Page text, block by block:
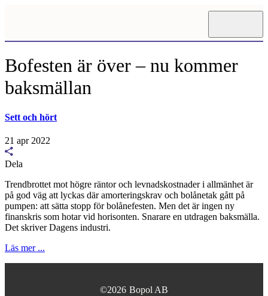
Bofesten är över – nu kommer
baksmällan
Sett och hört
21 apr 2022
Dela
Trendbrottet mot högre räntor och levnadskostnader i allmänhet är
på god väg att lyckas där amorteringskrav och bolånetak gått på
pumpen: att sätta stopp för bolånefesten. Men det är ingen ny
finanskris som hotar vid horisonten. Snarare en utdragen baksmälla.
Det skriver Dagens industri.
Läs mer ...
©2026 Bopol AB